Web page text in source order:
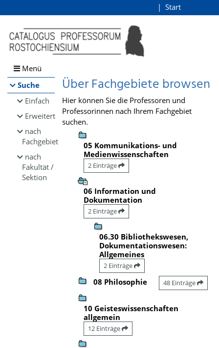
Browsen
direkt zum Inhalt
Start
Menü
Suche
Einfach
Erweitert
nach
Fachgebiet
nach
Fakultät /
Sektion
Über Fachgebiete browsen
Hier können Sie die Professoren und
Professorinnen nach Ihrem Fachgebiet
suchen.
05 Kommunikations- und
Medienwissenschaften
2 Einträge
06 Information und
Dokumentation
2 Einträge
06.30 Bibliothekswesen,
Dokumentationswesen:
Allgemeines
2 Einträge
08 Philosophie 48 Einträge
10 Geisteswissenschaften
allgemein
12 Einträge